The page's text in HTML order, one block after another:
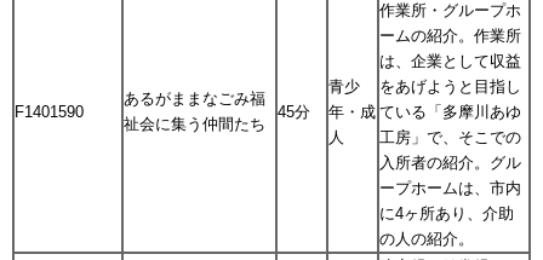
F1401590
あるがままなごみ福
祉会に集う仲間たち
45分
青少
年・成
人
作業所・グループホ
ームの紹介。作業所
は、企業として収益
をあげようと目指し
ている「多摩川あゆ
工房」で、そこでの
入所者の紹介。グル
ープホームは、市内
に4ヶ所あり、介助
の人の紹介。